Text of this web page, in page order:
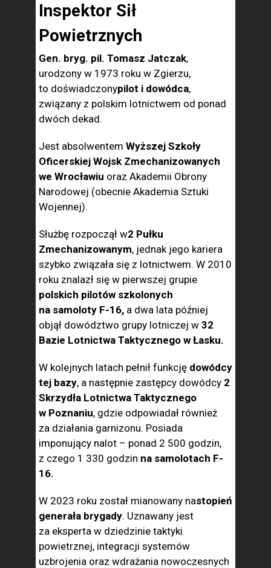
Inspektor Sił
Powietrznych
Gen. bryg. pil. Tomasz Jatczak,
urodzony w 1973 roku w Zgierzu,
to doświadczonypilot i dowódca,
związany z polskim lotnictwem od ponad
dwóch dekad.
Jest absolwentem Wyższej Szkoły
Oficerskiej Wojsk Zmechanizowanych
we Wrocławiu oraz Akademii Obrony
Narodowej (obecnie Akademia Sztuki
Wojennej).
Służbę rozpoczął w2 Pułku
Zmechanizowanym, jednak jego kariera
szybko związała się z lotnictwem. W 2010
roku znalazł się w pierwszej grupie
polskich pilotów szkolonych
na samoloty F-16, a dwa lata później
objął dowództwo grupy lotniczej w 32
Bazie Lotnictwa Taktycznego w Łasku.
W kolejnych latach pełnił funkcję dowódcy
tej bazy, a następnie zastępcy dowódcy 2
Skrzydła Lotnictwa Taktycznego
w Poznaniu, gdzie odpowiadał również
za działania garnizonu. Posiada
imponujący nalot – ponad 2 500 godzin,
z czego 1 330 godzin na samolotach F-
16.
W 2023 roku został mianowany nastopień
generała brygady. Uznawany jest
za eksperta w dziedzinie taktyki
powietrznej, integracji systemów
uzbrojenia oraz wdrażania nowoczesnych